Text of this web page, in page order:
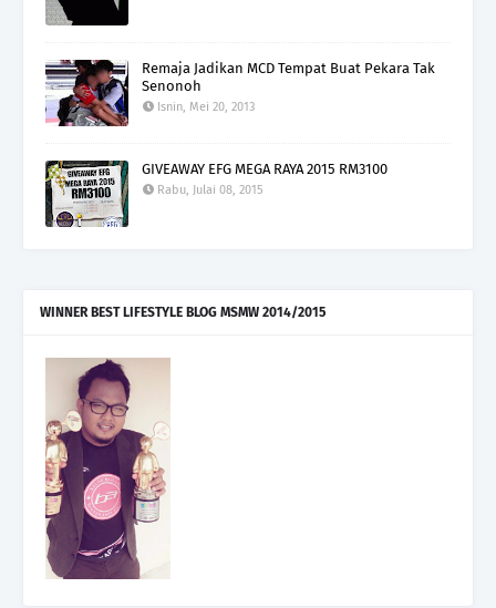
Remaja Jadikan MCD Tempat Buat Pekara Tak
Senonoh
Isnin, Mei 20, 2013
GIVEAWAY EFG MEGA RAYA 2015 RM3100
Rabu, Julai 08, 2015
WINNER BEST LIFESTYLE BLOG MSMW 2014/2015